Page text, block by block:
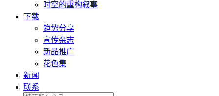
时空的重构叙事
下载
趋势分享
宣传杂志
新品推广
花色集
新闻
联系